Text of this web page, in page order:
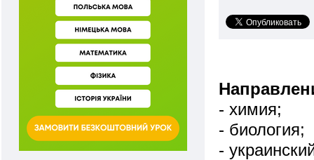
- химия;
- биология;
-